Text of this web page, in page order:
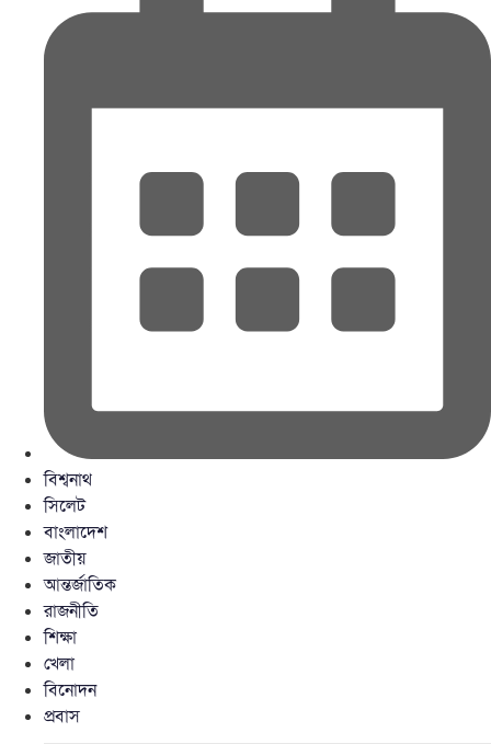
বিশ্বনাথ
সিলেট
বাংলাদেশ
জাতীয়
আন্তর্জাতিক
রাজনীতি
শিক্ষা
খেলা
বিনোদন
প্রবাস